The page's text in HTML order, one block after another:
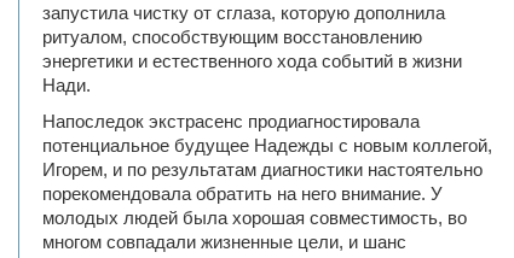
запустила чистку от сглаза, которую дополнила
ритуалом, способствующим восстановлению
энергетики и естественного хода событий в жизни
Нади.
Напоследок экстрасенс продиагностировала
потенциальное будущее Надежды с новым коллегой,
Игорем, и по результатам диагностики настоятельно
порекомендовала обратить на него внимание. У
молодых людей была хорошая совместимость, во
многом совпадали жизненные цели, и шанс